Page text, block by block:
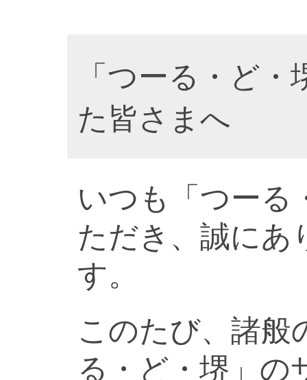
「つーる・ど
た皆さまへ
いつも「つーる
ただき、誠にあ
す。
このたび、諸般
る・ど・堺」の